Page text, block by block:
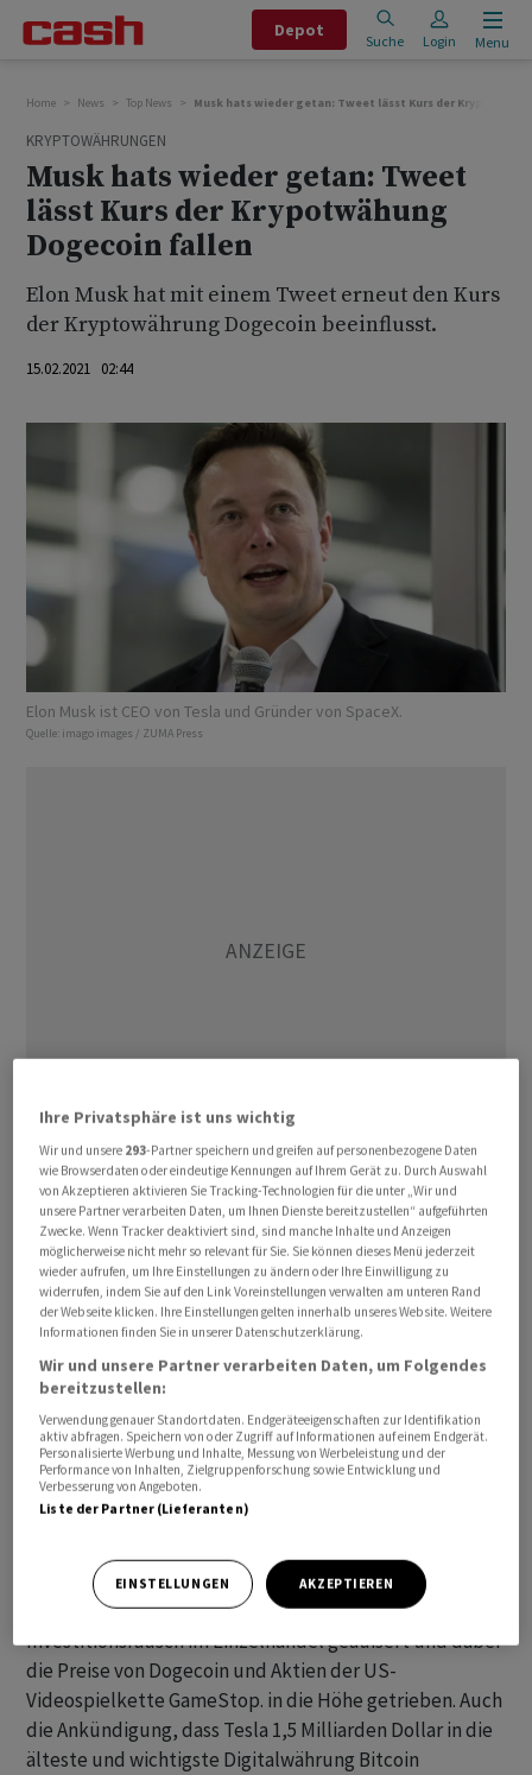
Depot
Suche Login Menu
Home News Top News Musk hats wieder getan: Tweet lässt Kurs der
KRYPTOWÄHRUNGEN
Musk hats wieder getan: Tweet
lässt Kurs der Krypotwähung
Dogecoin fallen
Elon Musk hat mit einem Tweet erneut den Kurs
der Kryptowährung Dogecoin beeinflusst.
15.02.2021 02:44
Elon Musk ist CEO von Tesla und Gründer von SpaceX.
Quelle: imago images / ZUMA Press
"Wenn grosse Dogecoin-Inhaber den grössten Teil ihrer
Münzen verkaufen, hat das meine volle Unterstützung.
Zu viel Konzentration ist das einzige wirkliche Problem
in meinen Augen", schrieb der Chef des
Elektroautobauers Tesla am Sonntag auf dem
Kurznachrichtendienst.
Auf die Nachfrage eines Twitter-Nutzers, ob dies den
würde, antwortete Musk, dass der Kurs vor einem
langfristigen Hoch zunächst fallen werde. Dogecoin
brach in den vergangenen 24 Stunden um rund 13
Als bekannter Befürworter von Kryptowährungen hat
sich Musk regelmässig über den jüngsten
Investitionsrausch im Einzelhandel geäußert und dabei
die Preise von Dogecoin und Aktien der US-
Videospielkette GameStop. in die Höhe getrieben. Auch
die Ankündigung, dass Tesla 1,5 Milliarden Dollar in die
älteste und wichtigste Digitalwährung Bitcoin
Ihre Privatsphäre ist uns wichtig
Wir und unsere 293-Partner speichern und greifen auf personenbezogene Daten
wie Browserdaten oder eindeutige Kennungen auf Ihrem Gerät zu. Durch Auswahl
von Akzeptieren aktivieren Sie Tracking-Technologien für die unter „Wir und
unsere Partner verarbeiten Daten, um Ihnen Dienste bereitzustellen“ aufgeführten
Zwecke. Wenn Tracker deaktiviert sind, sind manche Inhalte und Anzeigen
möglicherweise nicht mehr so relevant für Sie. Sie können dieses Menü jederzeit
wieder aufrufen, um Ihre Einstellungen zu ändern oder Ihre Einwilligung zu
widerrufen, indem Sie auf den Link Voreinstellungen verwalten am unteren Rand
der Webseite klicken. Ihre Einstellungen gelten innerhalb unseres Website. Weitere
Informationen finden Sie in unserer Datenschutzerklärung.
Wir und unsere Partner verarbeiten Daten, um Folgendes
bereitzustellen:
Verwendung genauer Standortdaten. Endgeräteeigenschaften zur Identifikation
aktiv abfragen. Speichern von oder Zugriff auf Informationen auf einem Endgerät.
Personalisierte Werbung und Inhalte, Messung von Werbeleistung und der
Performance von Inhalten, Zielgruppenforschung sowie Entwicklung und
Verbesserung von Angeboten.
Liste der Partner (Lieferanten)
EINSTELLUNGEN AKZEPTIEREN